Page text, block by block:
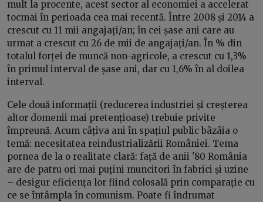
mult la procente, acest sector al economiei a accelerat
tocmai în perioada cea mai recentă. Între 2008 și 2014 a
crescut cu 11 mii angajați/an; în cei șase ani care au
urmat a crescut cu 26 de mii de angajați/an. În % din
totalul forței de muncă non-agricole, a crescut cu 1,3%
în primul interval de șase ani, dar cu 1,6% în al doilea
interval.
Cele două informații (reducerea industriei și creșterea
altor domenii mai pretențioase) trebuie privite
împreună. Acum câțiva ani în spațiul public bâzâia o
temă: necesitatea reindustrializării României. Tema
pornea de la o realitate clară: față de anii '80 România
are de patru ori mai puțini muncitori în fabrici și uzine
– desigur eficiența lor fiind colosală prin comparație cu
ce se întâmpla în comunism. Poate fi îndrumat